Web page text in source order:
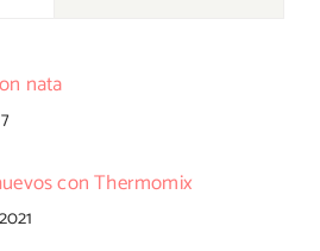
nata
con Thermomix